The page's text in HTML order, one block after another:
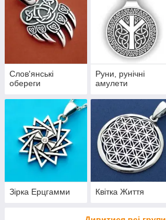
Слов'янські
обереги
Руни, рунічні
амулети
Зірка Ерцгамми Квітка Життя